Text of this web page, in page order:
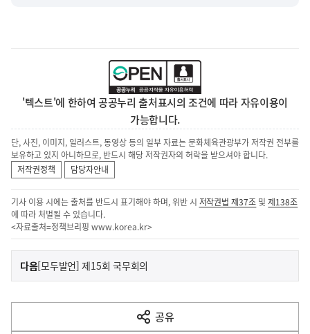
'텍스트'에 한하여 공공누리 출처표시의 조건에 따라 자유이용이
가능합니다.
단, 사진, 이미지, 일러스트, 동영상 등의 일부 자료는 문화체육관광부가 저작권 전부를
보유하고 있지 아니하므로, 반드시 해당 저작권자의 허락을 받으셔야 합니다.
저작권정책
담당자안내
기사 이용 시에는 출처를 반드시 표기해야 하며, 위반 시 저작권법 제37조 및제138조
에 따라 처벌될 수 있습니다.
<자료출처=정책브리핑 www.korea.kr>
이
전
다
음
다음기
[모두발언] 제15회 국무회의
공유
열